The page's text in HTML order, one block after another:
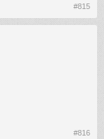
#815
#816